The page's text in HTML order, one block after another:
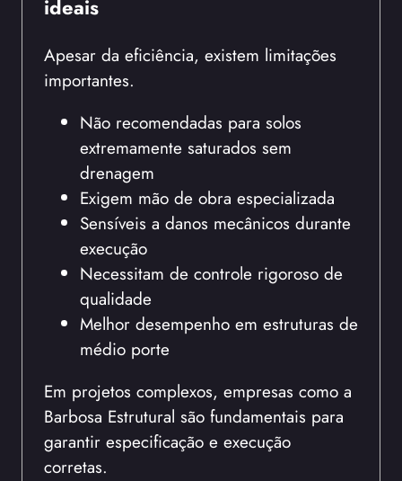
ideais
Apesar da eficiência, existem limitações
importantes.
Não recomendadas para solos
extremamente saturados sem
drenagem
Exigem mão de obra especializada
Sensíveis a danos mecânicos durante
execução
Necessitam de controle rigoroso de
qualidade
Melhor desempenho em estruturas de
médio porte
Em projetos complexos, empresas como a
Barbosa Estrutural são fundamentais para
garantir especificação e execução
corretas.